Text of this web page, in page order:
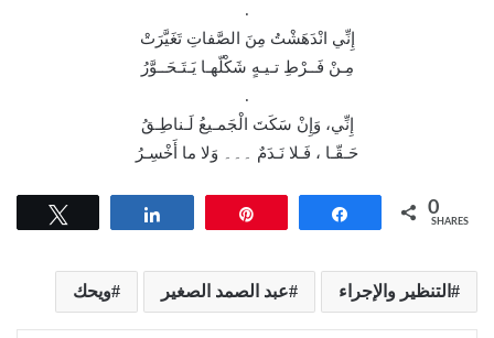
.
إِنِّي انْدَهَشْتُ مِنَ الصَّفاتِ تَغَيَّرَتْ
مِـنْ فَــرْطِ تـيـهٍ شَكْلّهـا يَـتَـحَــوَّرُ
.
إِنِّي، وَإِنْ سَكَتَ الْجَمـيعُ لَـناطِـقُ
حَـقّـا ، فَـلا نَـدَمٌ ۔۔۔ وَلا ما أَخْسِـرُ
Share 0
SHARES
التنظير والإجراء عبد الصمد الصغير ويحك